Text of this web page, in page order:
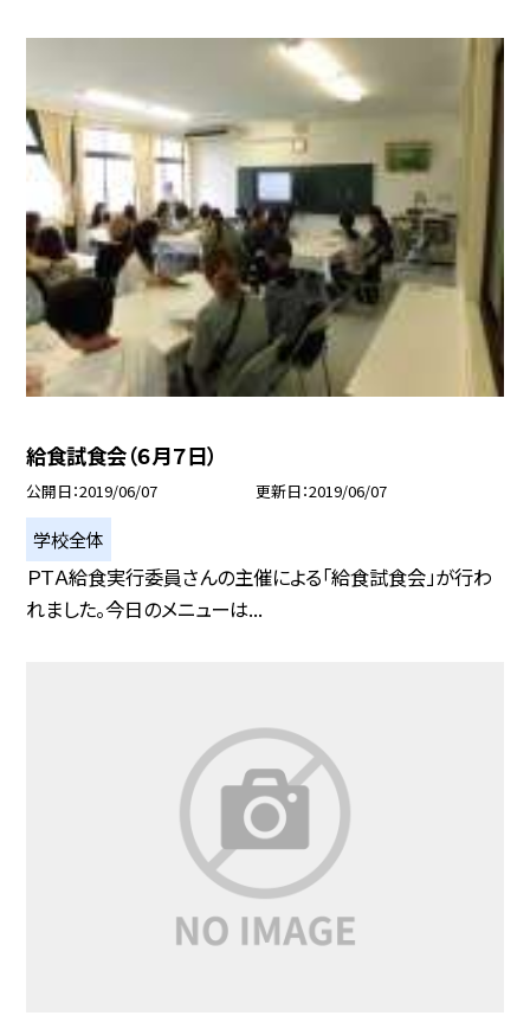
給食試食会（６月７日）
公開日 2019/06/07 更新日 2019/06/07
学校全体
ＰＴＡ給食実行委員さんの主催による「給食試食会」が行わ
れました。今日のメニューは...